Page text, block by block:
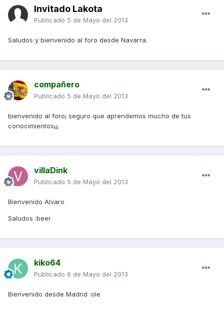
Invitado Lakota
Publicado 5 de Mayo del 2013
Saludos y bienvenido al foro desde Navarra.
compañero
Publicado 5 de Mayo del 2013
bienvenido al foro¡ seguro que aprendemos mucho de tus
conocimientos¡¡¡
villaDink
Publicado 5 de Mayo del 2013
Bienvenido Alvaro
Saludos :beer
kiko64
Publicado 6 de Mayo del 2013
Bienvenido desde Madrid :ole